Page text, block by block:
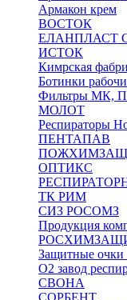
Армакон крем
ВОСТОК
ЕЛАНПЛАСТ
ИСТОК
Кимрская
Ботинки
Фильтры МК,
МОЛОТ
Респираторы
ПЕНТАПАВ
ОПТИКС
ТК РИМ
СИЗ РОСОМЗ
Продукция
Защитные
О2 завод
СВОНА
СОРБЕНТ